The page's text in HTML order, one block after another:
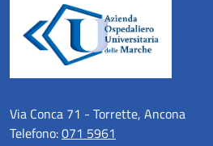
Via Conca 71 - Torrette, Ancona
Telefono:071 5961